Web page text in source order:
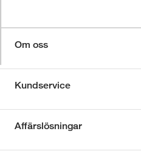
Om oss
Kundservice
Affärslösningar